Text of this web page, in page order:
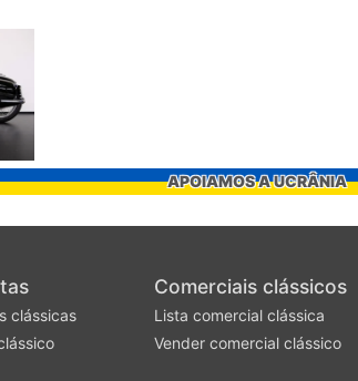
APOIAMOS A UCRÂNIA
clássicas
Comerciais clássicos
Lista comercial clássica
Vender comercial clássico